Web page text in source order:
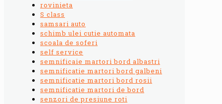
rovinieta
S class
samsari auto
schimb ulei cutie automata
scoala de soferi
self service
semnificaie martori bord albastri
semnificatie martori bord galbeni
semnificatie martori bord rosii
semnificatie martori de bord
senzori de presiune roti